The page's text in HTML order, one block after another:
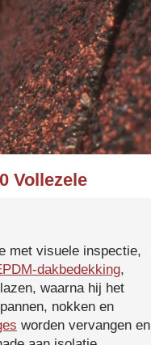
Vollezele
met visuele inspectie,
dakbedekking,
waarna hij het
nokken en
worden vervangen en